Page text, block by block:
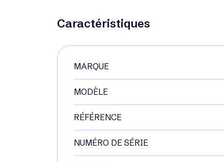
Caractéristiques
MARQUE
MODÈLE
RÉFÉRENCE
NUMÉRO DE SÉRIE